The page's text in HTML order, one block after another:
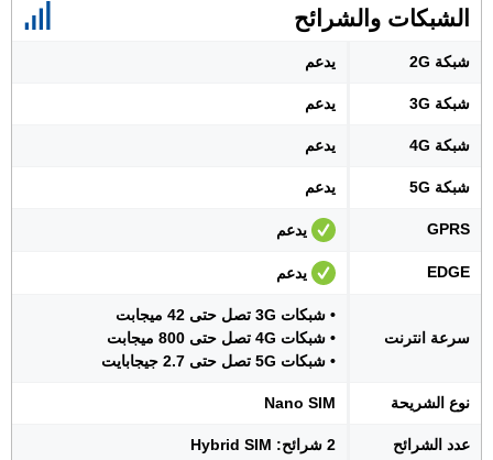
الشبكات والشرائح
شبكة 2G يدعم
شبكة 3G يدعم
شبكة 4G يدعم
شبكة 5G يدعم
GPRS يدعم
EDGE يدعم
سرعة انترنت
• شبكات 3G تصل حتى 42 ميجابت
• شبكات 4G تصل حتى 800 ميجابت
• شبكات 5G تصل حتى 2.7 جيجابايت
نوع الشريحة Nano SIM
عدد الشرائح 2 شرائح: Hybrid SIM